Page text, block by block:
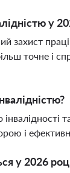
у
точне і
і
у 2026